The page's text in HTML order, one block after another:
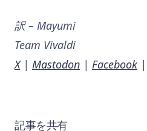
訳 – Mayumi
Team Vivaldi
X| Mastodon | Facebook |
記事を共有